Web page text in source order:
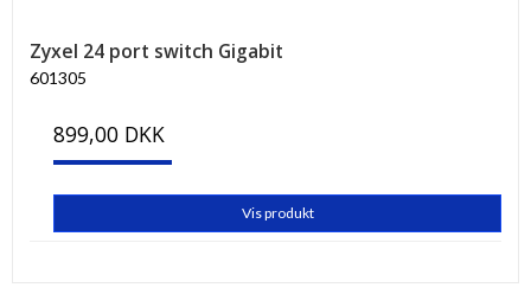
Zyxel 24 port switch Gigabit
601305
899,00 DKK
Vis produkt